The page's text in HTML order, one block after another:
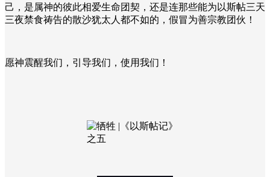
己，是属神的彼此相爱生命团契，还是连那些能为以斯帖三天
三夜禁食祷告的散沙犹太人都不如的，假冒为善宗教团伙！
愿神震醒我们，引导我们，使用我们！